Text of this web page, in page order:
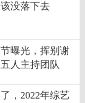
没落下去
曝光，挥别谢
人主持团队
，2022年综艺